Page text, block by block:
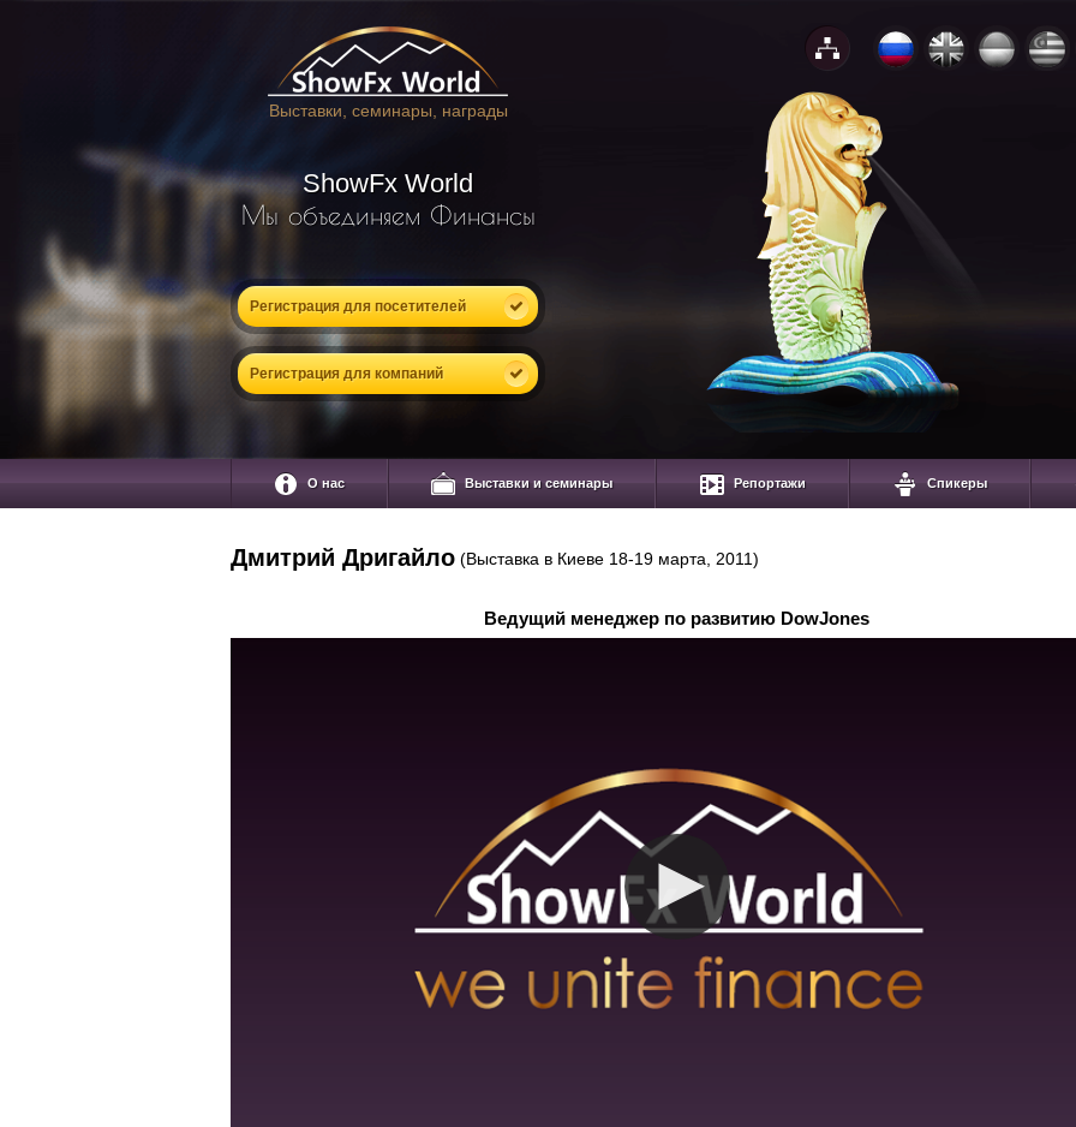
Выставки, семинары, награды
ShowFx World
Мы объединяем Финансы
Регистрация для посетителей
Регистрация для компаний
О нас Выставки и семинары Репортажи Спикеры
Дмитрий Дригайло (Выставка в Киеве 18-19 марта, 2011)
Ведущий менеджер по развитию DowJones